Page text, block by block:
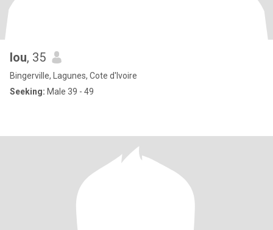
lou, 35
Bingerville, Lagunes, Cote d'Ivoire
Seeking: Male 39 - 49